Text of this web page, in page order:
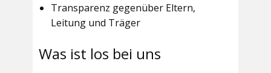
Transparenz gegenüber Eltern,
Leitung und Träger
Was ist los bei uns